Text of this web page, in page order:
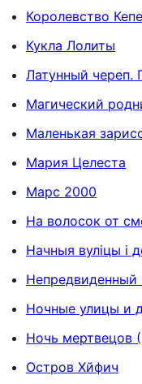
Королевство
Кукла Лолиты
Латунный череп.
Магический
Маленькая
Мария Целеста
Марс 2000
На волосок от
Начныя вуліцы і
Непредвиденный
Ночные улицы и
Ночь мертвецов
Остров Хйфич